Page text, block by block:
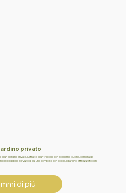
privato
di un giardino privato.Si tratta di un trilocale con soggiorno-cucina, camera da
e doppio servizio di cui uno completo con doccia.Il giardino, attrezzato con
di più